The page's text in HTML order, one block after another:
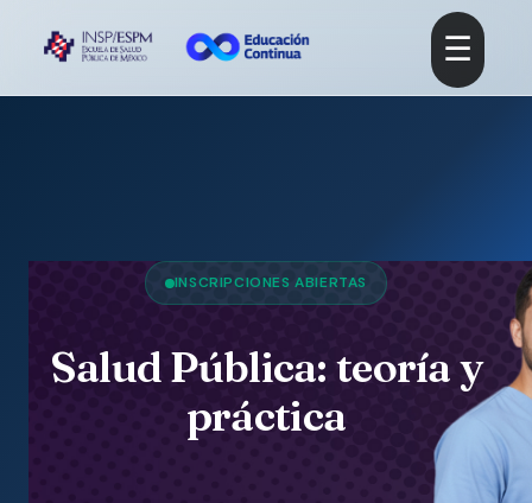
☰
INSCRIPCIONES ABIERTAS
Salud Pública: teoría y
práctica